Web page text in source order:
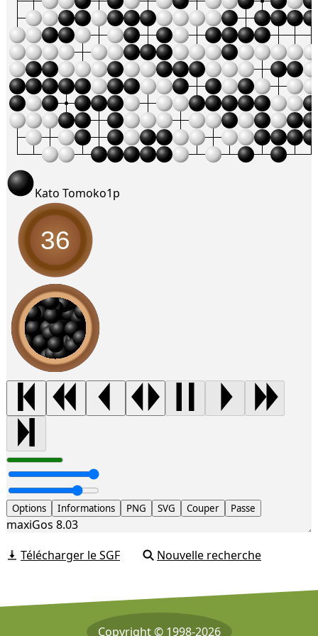
Kato Tomoko1p
36
Options Informations PNG SVG Couper Passe
maxiGos 8.03
Télécharger le SGF
Nouvelle recherche
Copyright © 1998-2026